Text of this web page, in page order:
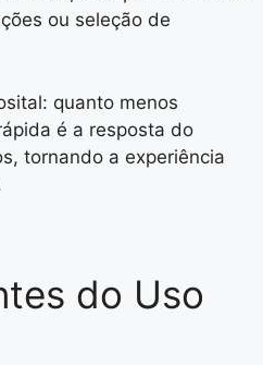
ou seleção de
quanto menos
é a resposta do
tornando a experiência
do Uso